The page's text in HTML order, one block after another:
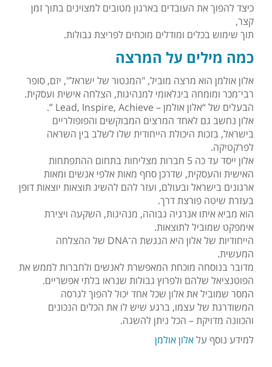
כיצד להפוך את העובדים בארגון מטובים למצוינים בתוך זמן
קצר,
תוך שימוש בכלים ומודלים מוכחים לפריצת גבולות.
כמה מילים על המרצה
אלון אולמן הוא מרצה מוביל, "המנטור של ישראל", יזם, סופר
רבי־מכר ומומחה בינלאומי למנהיגות, הצלחה אישית ועסקית.
הבעלים של “אלון אולמן – Lead, Inspire, Achieve ”.
אלון נחשב גם לאחד המרצים המבוקשים והפופולריים
בישראל, בזכות היכולת הייחודית שלו לשלב בין השראה
לפרקטיקה.
אלון ייסד עד כה 5 חברות מצליחות בתחום ההתפתחות
האישית והעסקית, שדרכן סחף מאות אלפי אנשים ומאות
ארגונים בישראל ובעולם, ועזר להם להשיג תוצאות יוצאות דופן
בעזרת שיטה פורצת דרך.
הוא מביא איתו אנרגיה גבוהה, מנהיגות, השקעה ויצירת
אימפקט שמוביל לתוצאות.
הייחודיות של אלון היא הנגשת ה־DNA של ההצלחה
המעשית.
מדובר בנוסחה מוכחת המאפשרת לאנשים ולחברות לממש את
הפוטנציאל שלהם ולפרוץ גבולות שנראו בלתי אפשריים.
המסר שמוביל את אלון שכל אחד יכול להפוך לגרסה
המשודרגת של עצמו, ברגע שיש לו את הכלים הנכונים
והכוונה מדויקת – הכל ניתן להשגה.
למידע נוסף עלאלון אולמן